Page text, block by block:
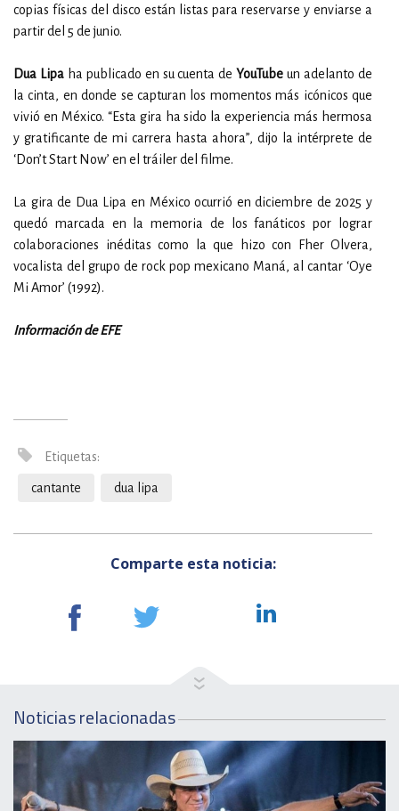
copias físicas del disco están listas para reservarse y enviarse a
partir del 5 de junio.
Dua Lipaha publicado en su cuenta deYouTube un adelanto de
la cinta, en donde se capturan los momentos más icónicos que
vivió en México. “Esta gira ha sido la experiencia más hermosa
y gratificante de mi carrera hasta ahora”, dijo la intérprete de
‘Don’t Start Now’ en el tráiler del filme.
La gira de Dua Lipa en México ocurrió en diciembre de 2025 y
quedó marcada en la memoria de los fanáticos por lograr
colaboraciones inéditas como la que hizo con Fher Olvera,
vocalista del grupo de rock pop mexicano Maná, al cantar ‘Oye
Mi Amor’ (1992).
Información de EFE
Etiquetas:
cantante dua lipa
Comparte esta noticia:
Noticias relacionadas